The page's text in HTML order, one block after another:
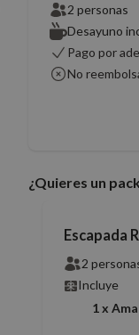
2 personas
Desayuno
Pago por
No
¿Quieres un
Escapada
2
Incluye
1 x Ama
Cookies
Las cookies
gestión de cuentas.
CookieScriptConsent